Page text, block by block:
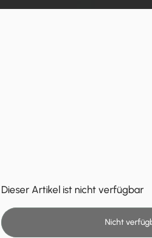
Dieser Artikel ist nicht verfügbar
Nicht